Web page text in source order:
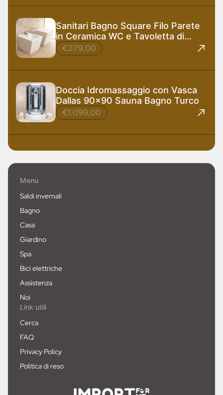
Sanitari Bagno Square Filo Parete
in Ceramica WC e Tavoletta di
Design
€279,00
Doccia Idromassaggio con Vasca
Dallas 90x90 Sauna Bagno Turco
€1.099,00
Menu
Saldi invernali
Bagno
Casa
Giardino
Spa
Bici elettriche
Assistenza
Noi
Link utili
Cerca
FAQ
Privacy Policy
Politica di reso